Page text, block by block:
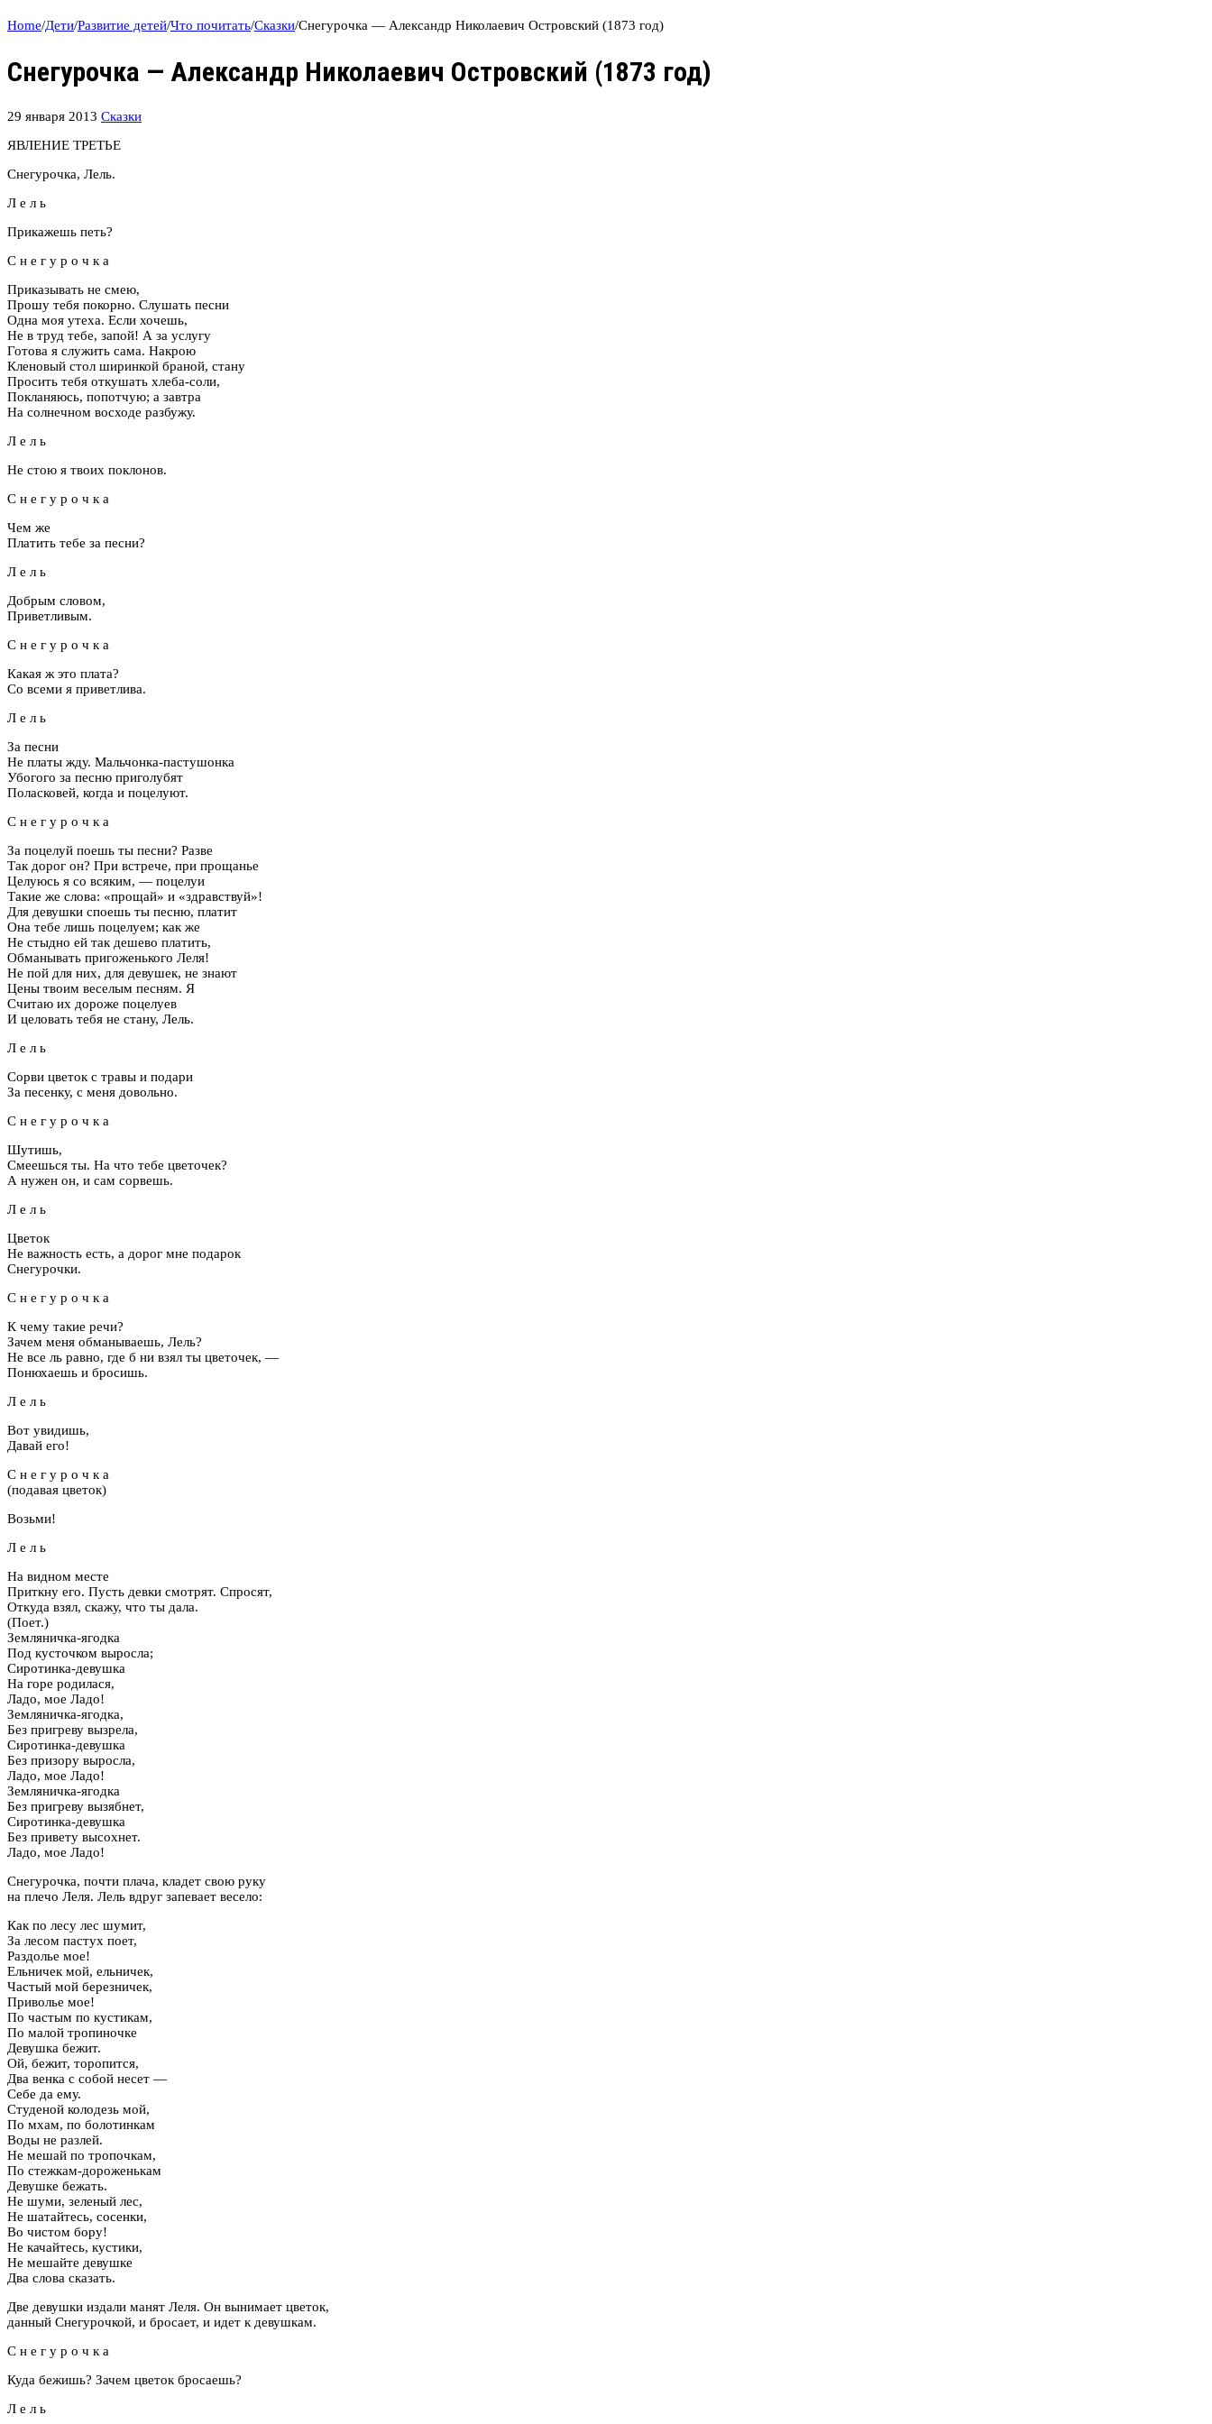
Home/Дети/Развитие детей/Что почитать/Сказки/Снегурочка — Александр Николаевич Островский (1873 год)
Снегурочка — Александр Николаевич Островский (1873 год)
29 января 2013 Сказки
ЯВЛЕНИЕ ТРЕТЬЕ
Снегурочка, Лель.
Л е л ь
Прикажешь петь?
С н е г у р о ч к а
Приказывать не смею,
Прошу тебя покорно. Слушать песни
Одна моя утеха. Если хочешь,
Не в труд тебе, запой! А за услугу
Готова я служить сама. Накрою
Кленовый стол ширинкой браной, стану
Просить тебя откушать хлеба-соли,
Покланяюсь, попотчую; а завтра
На солнечном восходе разбужу.
Л е л ь
Не стою я твоих поклонов.
С н е г у р о ч к а
Чем же
Платить тебе за песни?
Л е л ь
Добрым словом,
Приветливым.
С н е г у р о ч к а
Какая ж это плата?
Со всеми я приветлива.
Л е л ь
За песни
Не платы жду. Мальчонка-пастушонка
Убогого за песню приголубят
Поласковей, когда и поцелуют.
С н е г у р о ч к а
За поцелуй поешь ты песни? Разве
Так дорог он? При встрече, при прощанье
Целуюсь я со всяким, — поцелуи
Такие же слова: «прощай» и «здравствуй»!
Для девушки споешь ты песню, платит
Она тебе лишь поцелуем; как же
Не стыдно ей так дешево платить,
Обманывать пригоженького Леля!
Не пой для них, для девушек, не знают
Цены твоим веселым песням. Я
Считаю их дороже поцелуев
И целовать тебя не стану, Лель.
Л е л ь
Сорви цветок с травы и подари
За песенку, с меня довольно.
С н е г у р о ч к а
Шутишь,
Смеешься ты. На что тебе цветочек?
А нужен он, и сам сорвешь.
Л е л ь
Цветок
Не важность есть, а дорог мне подарок
Снегурочки.
С н е г у р о ч к а
К чему такие речи?
Зачем меня обманываешь, Лель?
Не все ль равно, где б ни взял ты цветочек, —
Понюхаешь и бросишь.
Л е л ь
Вот увидишь,
Давай его!
С н е г у р о ч к а
(подавая цветок)
Возьми!
Л е л ь
На видном месте
Приткну его. Пусть девки смотрят. Спросят,
Откуда взял, скажу, что ты дала.
(Поет.)
Земляничка-ягодка
Под кусточком выросла;
Сиротинка-девушка
На горе родилася,
Ладо, мое Ладо!
Земляничка-ягодка,
Без пригреву вызрела,
Сиротинка-девушка
Без призору выросла,
Ладо, мое Ладо!
Земляничка-ягодка
Без пригреву вызябнет,
Сиротинка-девушка
Без привету высохнет.
Ладо, мое Ладо!
Снегурочка, почти плача, кладет свою руку
на плечо Леля. Лель вдруг запевает весело:
Как по лесу лес шумит,
За лесом пастух поет,
Раздолье мое!
Ельничек мой, ельничек,
Частый мой березничек,
Приволье мое!
По частым по кустикам,
По малой тропиночке
Девушка бежит.
Ой, бежит, торопится,
Два венка с собой несет —
Себе да ему.
Студеной колодезь мой,
По мхам, по болотинкам
Воды не разлей.
Не мешай по тропочкам,
По стежкам-дороженькам
Девушке бежать.
Не шуми, зеленый лес,
Не шатайтесь, сосенки,
Во чистом бору!
Не качайтесь, кустики,
Не мешайте девушке
Два слова сказать.
Две девушки издали манят Леля. Он вынимает цветок,
данный Снегурочкой, и бросает, и идет к девушкам.
С н е г у р о ч к а
Куда бежишь? Зачем цветок бросаешь?
Л е л ь